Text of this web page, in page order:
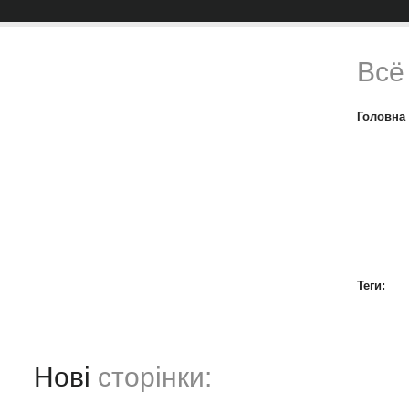
Нові сторінки:
Головна
Теги: